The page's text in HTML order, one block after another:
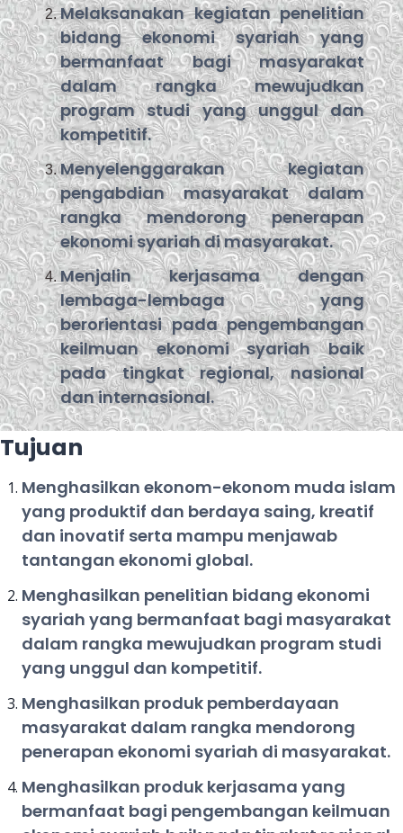
Melaksanakan kegiatan penelitian
bidang ekonomi syariah yang
bermanfaat bagi masyarakat
dalam rangka mewujudkan
program studi yang unggul dan
kompetitif.
Menyelenggarakan kegiatan
pengabdian masyarakat dalam
rangka mendorong penerapan
ekonomi syariah di masyarakat.
Menjalin kerjasama dengan
lembaga-lembaga yang
berorientasi pada pengembangan
keilmuan ekonomi syariah baik
pada tingkat regional, nasional
dan internasional.
Tujuan
Menghasilkan ekonom-ekonom muda islam
yang produktif dan berdaya saing, kreatif
dan inovatif serta mampu menjawab
tantangan ekonomi global.
Menghasilkan penelitian bidang ekonomi
syariah yang bermanfaat bagi masyarakat
dalam rangka mewujudkan program studi
yang unggul dan kompetitif.
Menghasilkan produk pemberdayaan
masyarakat dalam rangka mendorong
penerapan ekonomi syariah di masyarakat.
Menghasilkan produk kerjasama yang
bermanfaat bagi pengembangan keilmuan